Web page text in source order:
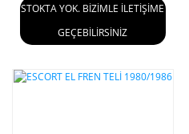
STOKTA YOK. BİZİMLE İLETİŞİME
GEÇEBİLİRSİNİZ